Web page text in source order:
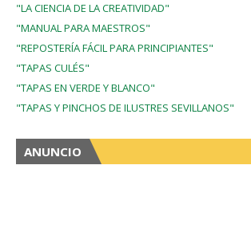
"LA CIENCIA DE LA CREATIVIDAD"
"MANUAL PARA MAESTROS"
"REPOSTERÍA FÁCIL PARA PRINCIPIANTES"
"TAPAS CULÉS"
"TAPAS EN VERDE Y BLANCO"
"TAPAS Y PINCHOS DE ILUSTRES SEVILLANOS"
ANUNCIO